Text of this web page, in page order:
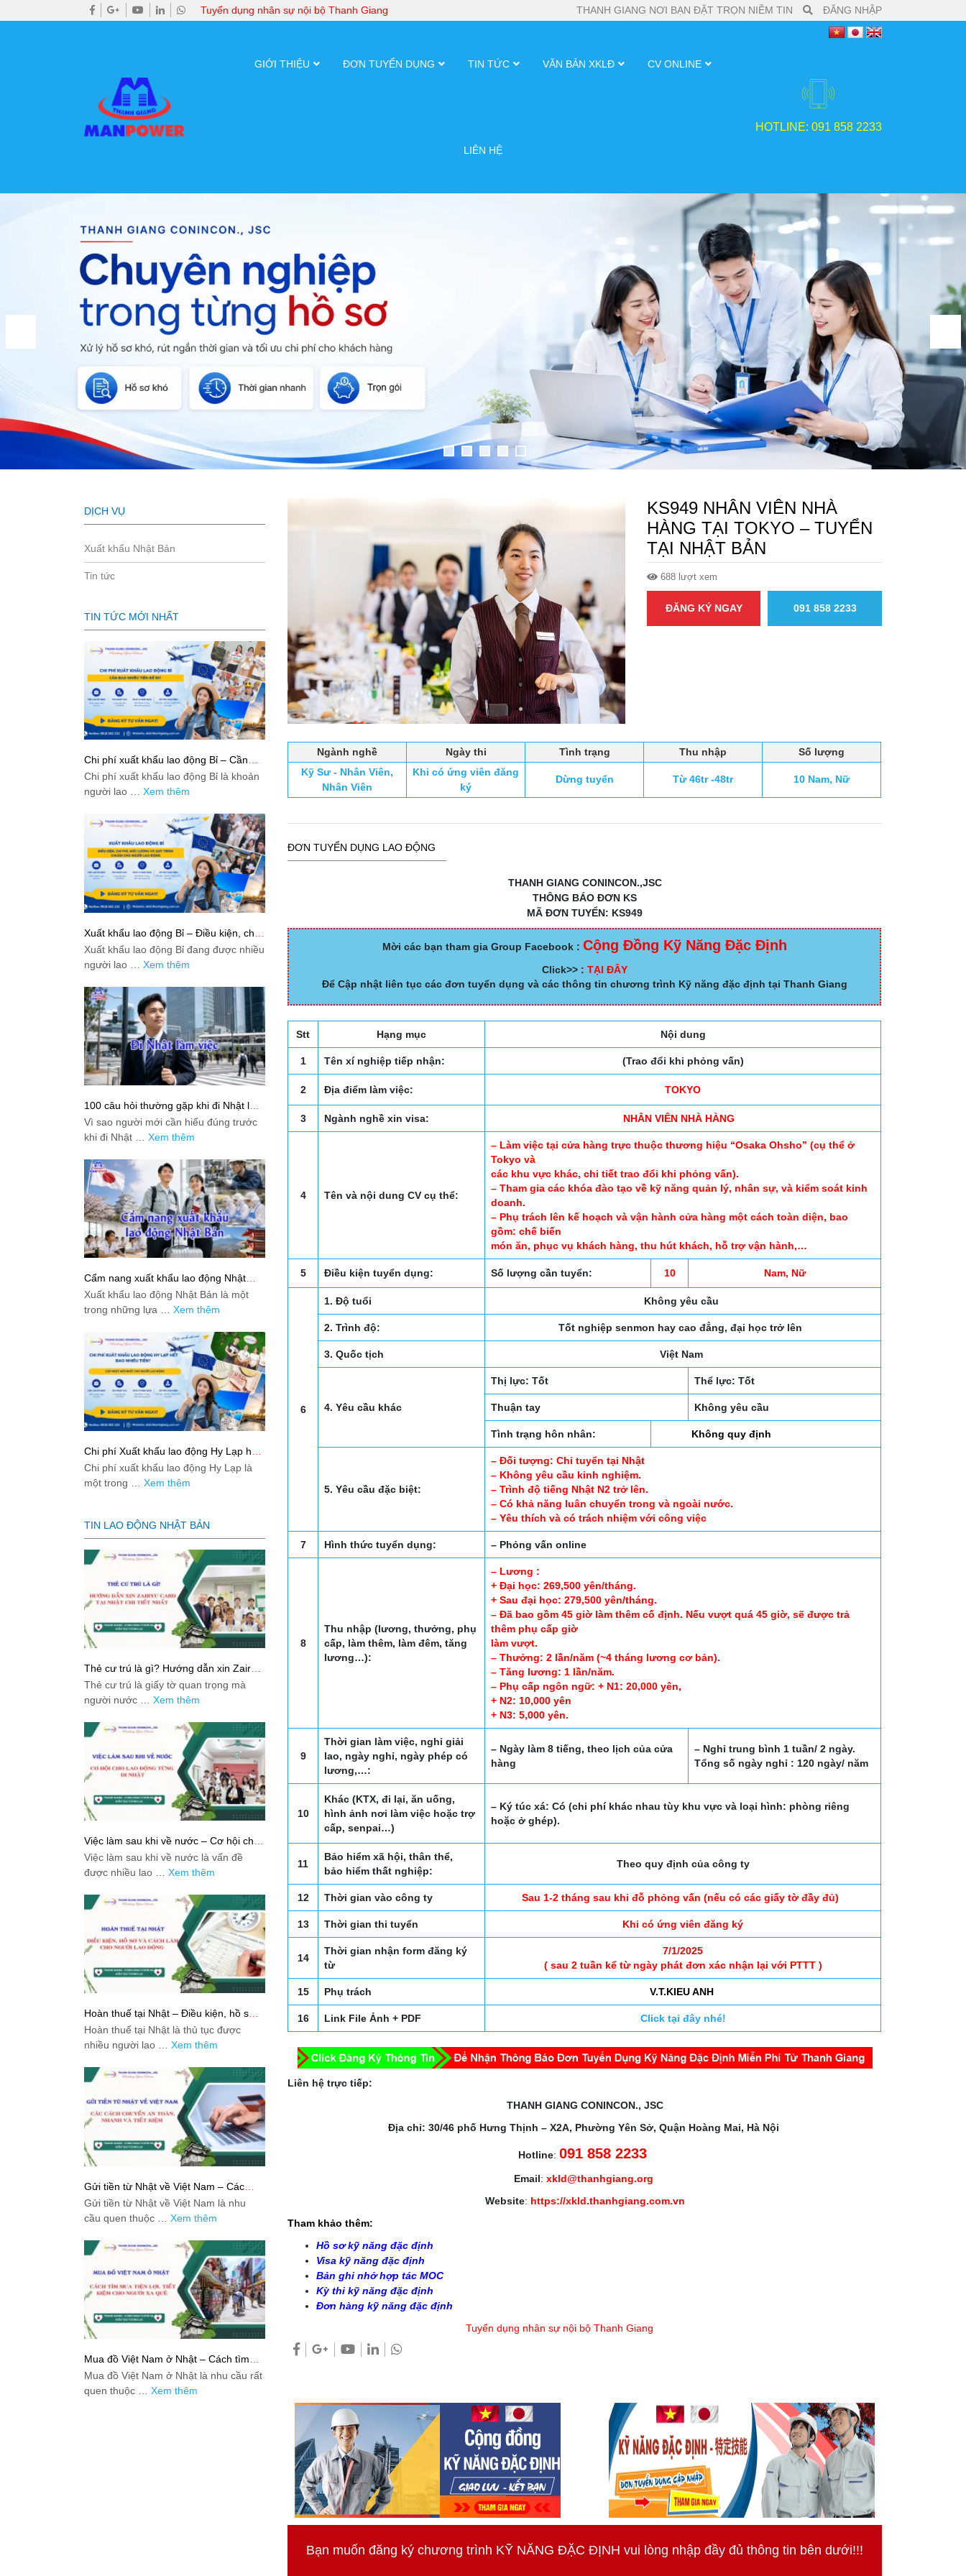
Tuyển dụng nhân sự nội bộ Thanh Giang THANH GIANG NƠI BẠN ĐẶT TRỌN NIỀM TIN ĐĂNG NHẬP
GIỚI THIỆU ĐƠN TUYỂN DỤNG TIN TỨC VĂN BẢN XKLĐ CV ONLINE
LIÊN HỆ
HOTLINE: 091 858 2233
KS949 NHÂN VIÊN NHÀ
HÀNG TẠI TOKYO – TUYỂN
TẠI NHẬT BẢN
688 lượt xem
ĐĂNG KÝ NGAY 091 858 2233
Ngành nghề Ngày thi Tình trạng Thu nhập
Số lượng
Kỹ Sư - Nhân Viên,
Nhân Viên
Khi có ứng viên đăng
ký
Dừng tuyển Từ 46tr -48tr 10 Nam, Nữ
ĐƠN TUYỂN DỤNG LAO ĐỘNG
THANH GIANG CONINCON.,JSC
THÔNG BÁO ĐƠN KS
MÃ ĐƠN TUYỂN: KS949
Mời các bạn tham gia Group Facebook : Cộng Đồng Kỹ Năng Đặc Định
Click>> : TẠI ĐÂY
Để Cập nhật liên tục các đơn tuyển dụng và các thông tin chương trình Kỹ năng đặc định tại Thanh Giang
Stt Hạng mục Nội dung
1 Tên xí nghiệp tiếp nhận: (Trao đổi khi phỏng vấn)
2 Địa điểm làm việc: TOKYO
3 Ngành nghề xin visa: NHÂN VIÊN NHÀ HÀNG
4 Tên và nội dung CV cụ thể:
– Làm việc tại cửa hàng trực thuộc thương hiệu “Osaka Ohsho” (cụ thể ở
Tokyo và
các khu vực khác, chi tiết trao đổi khi phỏng vấn).
– Tham gia các khóa đào tạo về kỹ năng quản lý, nhân sự, và kiểm soát kinh
doanh.
– Phụ trách lên kế hoạch và vận hành cửa hàng một cách toàn diện, bao
gồm: chế biến
món ăn, phục vụ khách hàng, thu hút khách, hỗ trợ vận hành,…
5 Điều kiện tuyển dụng: Số lượng cần tuyển: 10 Nam, Nữ
6
1. Độ tuổi Không yêu cầu
2. Trình độ: Tốt nghiệp senmon hay cao đẳng, đại học trở lên
3. Quốc tịch Việt Nam
4. Yêu cầu khác
Thị lực: Tốt Thể lực: Tốt
Thuận tay Không yêu cầu
Tình trạng hôn nhân: Không quy định
5. Yêu cầu đặc biệt:
– Đối tượng: Chỉ tuyển tại Nhật
– Không yêu cầu kinh nghiệm.
– Trình độ tiếng Nhật N2 trở lên.
– Có khả năng luân chuyển trong và ngoài nước.
– Yêu thích và có trách nhiệm với công việc
7 Hình thức tuyển dụng: – Phỏng vấn online
8
Thu nhập (lương, thưởng, phụ
cấp, làm thêm, làm đêm, tăng
lương…):
– Lương :
+ Đại học: 269,500 yên/tháng.
+ Sau đại học: 279,500 yên/tháng.
– Đã bao gồm 45 giờ làm thêm cố định. Nếu vượt quá 45 giờ, sẽ được trả
thêm phụ cấp giờ
làm vượt.
– Thưởng: 2 lần/năm (~4 tháng lương cơ bản).
– Tăng lương: 1 lần/năm.
– Phụ cấp ngôn ngữ: + N1: 20,000 yên,
+ N2: 10,000 yên
+ N3: 5,000 yên.
9
Thời gian làm việc, nghỉ giải
lao, ngày nghỉ, ngày phép có
lương,…:
– Ngày làm 8 tiếng, theo lịch của cửa
hàng
– Nghỉ trung bình 1 tuần/ 2 ngày.
Tổng số ngày nghỉ : 120 ngày/ năm
10
Khác (KTX, đi lại, ăn uống,
hình ảnh nơi làm việc hoặc trợ
cấp, senpai…)
– Ký túc xá: Có (chi phí khác nhau tùy khu vực và loại hình: phòng riêng
hoặc ở ghép).
11
Bảo hiểm xã hội, thân thể,
bảo hiểm thất nghiệp:
Theo quy định của công ty
12 Thời gian vào công ty Sau 1-2 tháng sau khi đỗ phỏng vấn (nếu có các giấy tờ đầy đủ)
13 Thời gian thi tuyển Khi có ứng viên đăng ký
14
Thời gian nhận form đăng ký
từ
7/1/2025
( sau 2 tuần kể từ ngày phát đơn xác nhận lại với PTTT )
15 Phụ trách V.T.KIEU ANH
16 Link File Ảnh + PDF Click tại đây nhé!
Liên hệ trực tiếp:
THANH GIANG CONINCON., JSC
Địa chỉ: 30/46 phố Hưng Thịnh – X2A, Phường Yên Sở, Quận Hoàng Mai, Hà Nội
Hotline:091 858 2233
Email: xkld@thanhgiang.org
Website: https://xkld.thanhgiang.com.vn
Tham khảo thêm:
Hồ sơ kỹ năng đặc định
Visa kỹ năng đặc định
Bản ghi nhớ hợp tác MOC
Kỳ thi kỹ năng đặc định
Đơn hàng kỹ năng đặc định
Tuyển dụng nhân sự nội bộ Thanh Giang
Bạn muốn đăng ký chương trình KỸ NĂNG ĐẶC ĐỊNH vui lòng nhập đầy đủ thông tin bên dưới!!!
DỊCH VỤ
Xuất khẩu Nhật Bản
Tin tức
TIN TỨC MỚI NHẤT
Chi phí xuất khẩu lao động Bỉ – Cần
bao nhiêu tiền để đi?
Chi phí xuất khẩu lao động Bỉ là khoản
người lao … Xem thêm
Xuất khẩu lao động Bỉ – Điều kiện, chi
phí, mức lương và quy trình chuẩn cho
người lao động
Xuất khẩu lao động Bỉ đang được nhiều
người lao … Xem thêm
100 câu hỏi thường gặp khi đi Nhật làm
việc: Giải đáp thật dễ hiểu cho người
mới bắt đầu
Vì sao người mới cần hiểu đúng trước
khi đi Nhật … Xem thêm
Cẩm nang xuất khẩu lao động Nhật
Bản từ A-Z
Xuất khẩu lao động Nhật Bản là một
trong những lựa … Xem thêm
Chi phí Xuất khẩu lao động Hy Lạp hết
bao nhiêu tiền? Cập nhật mới nhất
2026
Chi phí xuất khẩu lao động Hy Lạp là
một trong … Xem thêm
TIN LAO ĐỘNG NHẬT BẢN
Thẻ cư trú là gì? Hướng dẫn xin Zairyu
Card tại Nhật chi tiết nhất
Thẻ cư trú là giấy tờ quan trọng mà
người nước … Xem thêm
Việc làm sau khi về nước – Cơ hội cho
lao động từng đi Nhật
Việc làm sau khi về nước là vấn đề
được nhiều lao … Xem thêm
Hoàn thuế tại Nhật – Điều kiện, hồ sơ
và cách làm cho người lao động
Hoàn thuế tại Nhật là thủ tục được
nhiều người lao … Xem thêm
Gửi tiền từ Nhật về Việt Nam – Các
cách chuyển an toàn, nhanh và tiết
kiệm
Gửi tiền từ Nhật về Việt Nam là nhu
cầu quen thuộc … Xem thêm
Mua đồ Việt Nam ở Nhật – Cách tìm
mua tiện lợi, tiết kiệm cho người xa quê
Mua đồ Việt Nam ở Nhật là nhu cầu rất
quen thuộc … Xem thêm